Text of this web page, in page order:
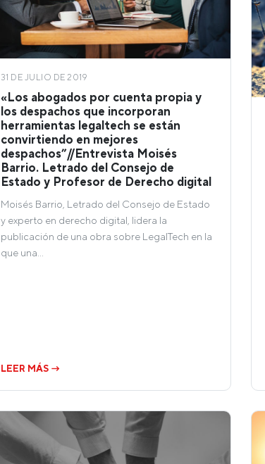
31 DE JULIO DE 2019
«Los abogados por cuenta propia y
los despachos que incorporan
herramientas legaltech se están
convirtiendo en mejores
despachos”//Entrevista Moisés
Barrio. Letrado del Consejo de
Estado y Profesor de Derecho digital
Moisés Barrio, Letrado del Consejo de Estado
y experto en derecho digital, lidera la
publicación de una obra sobre LegalTech en la
que una…
LEER MÁS →